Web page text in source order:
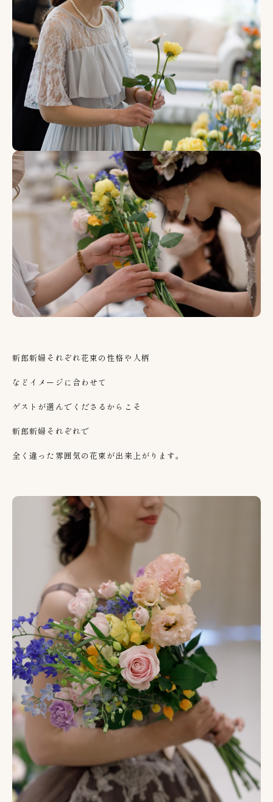
新郎新婦それぞれ花束の性格や人柄
などイメージに合わせて
ゲストが選んでくださるからこそ
新郎新婦それぞれで
全く違った雰囲気の花束が出来上がります。